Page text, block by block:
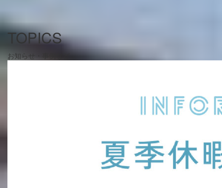
→ サービスを詳しく見る
TOPICS
お知らせ・事例など